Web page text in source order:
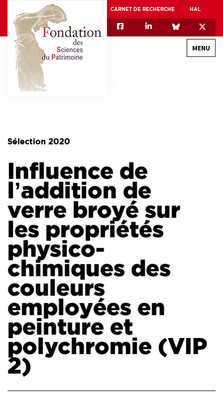
CARNET DE RECHERCHE HAL
MENU
ASSOCIATION DES JEUNES CHERCHEURS EN SCIENCES DU PATRIMOINE – AFJ2CSP
EQUIPEX + ESPADON
APPELS À PROJETS
Sélection 2020
Influence de
l’addition de
verre broyé sur
les propriétés
physico-
chimiques des
couleurs
employées en
peinture et
polychromie (VIP
2)